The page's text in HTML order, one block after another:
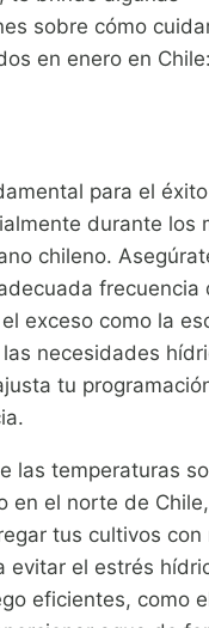
sobre cómo
en enero en Chile:
para el
durante los
chileno.
frecuencia
exceso como la
necesidades
tu
las temperaturas
en el norte de
tus cultivos con
evitar el estrés
eficientes, como